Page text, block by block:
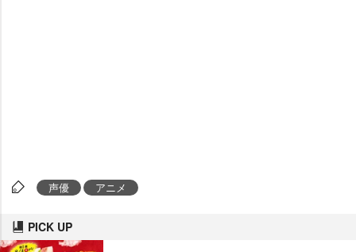
声優 アニメ
PICK UP